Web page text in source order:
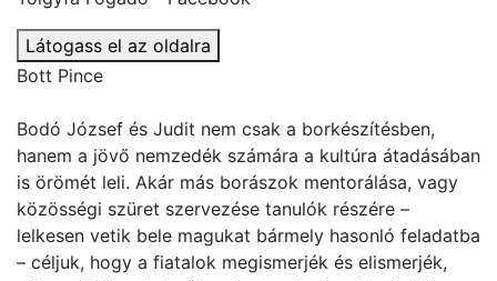
Látogass el az oldalra
Bott Pince
Bodó József és Judit nem csak a borkészítésben,
hanem a jövő nemzedék számára a kultúra átadásában
is örömét leli. Akár más borászok mentorálása, vagy
közösségi szüret szervezése tanulók részére –
lelkesen vetik bele magukat bármely hasonló feladatba
– céljuk, hogy a fiatalok megismerjék és elismerjék,